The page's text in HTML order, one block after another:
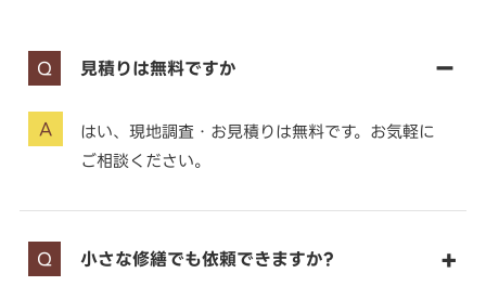
見積りは無料ですか
はい、現地調査・お見積りは無料です。お気軽に
ご相談ください。
小さな修繕でも依頼できますか?